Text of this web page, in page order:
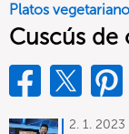
Platos
Cuscús
2. 1. 2023